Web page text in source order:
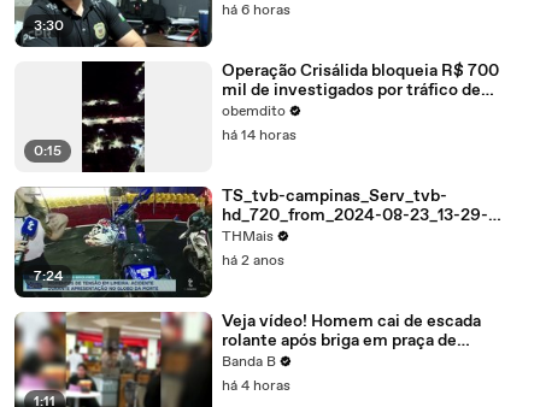
3:30
há 6 horas
0:15
Operação Crisálida bloqueia R$ 700
mil de investigados por tráfico de
drogas em Umuarama
obemdito
há 14 horas
7:24
TS_tvb-campinas_Serv_tvb-
hd_720_from_2024-08-23_13-29-
42_to_2024-08-23_13-37-06
THMais
há 2 anos
1:11
Veja vídeo! Homem cai de escada
rolante após briga em praça de
alimentação de shopping em Colombo
Banda B
há 4 horas